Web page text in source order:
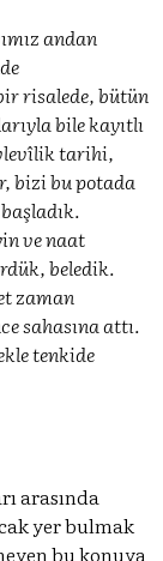
andan
risalede, bütün
bile kayıtlı
tarihi,
bizi bu potada
ve naat
beledik.
zaman
sahasına attı.
tenkide
arasında
yer bulmak
bu konuya